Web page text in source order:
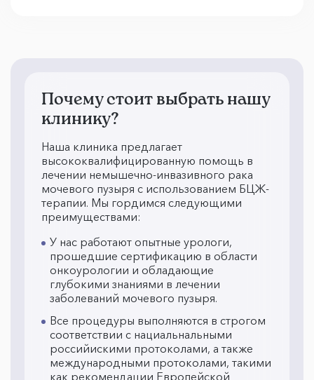
Почему стоит выбрать нашу
клинику?
Наша клиника предлагает
высококвалифицированную помощь в
лечении немышечно-инвазивного рака
мочевого пузыря с использованием БЦЖ-
терапии. Мы гордимся следующими
преимуществами:
У нас работают опытные урологи,
прошедшие сертификацию в области
онкоурологии и обладающие
глубокими знаниями в лечении
заболеваний мочевого пузыря.
Все процедуры выполняются в строгом
соответствии с нациальнальными
российискими протоколами, а также
международными протоколами, такими
как рекомендации Европейской